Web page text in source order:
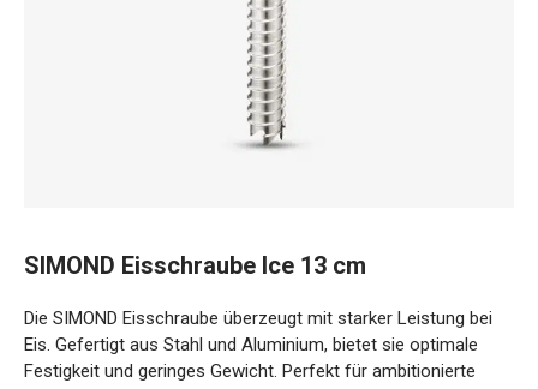
SIMOND Eisschraube Ice 13 cm
Die SIMOND Eisschraube überzeugt mit starker Leistung bei
Eis. Gefertigt aus Stahl und Aluminium, bietet sie optimale
Festigkeit und geringes Gewicht. Perfekt für ambitionierte